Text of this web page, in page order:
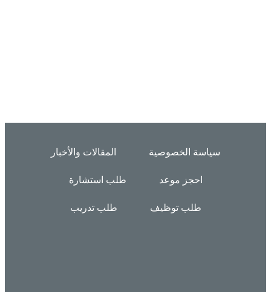
سياسة الخصوصية المقالات والأخبار
احجز موعد طلب استشارة
طلب توظيف طلب تدريب